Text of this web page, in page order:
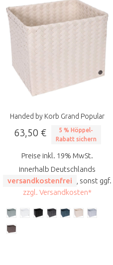
Handed by Korb Grand Popular
63,50 €
5 % Höppel-
Rabatt sichern
Preise inkl. 19% MwSt.
innerhalb Deutschlands
versandkostenfrei
, sonst ggf.
zzgl. Versandkosten*